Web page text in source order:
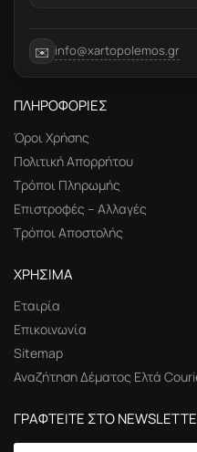
✉️ info@xartopolemos.gr
ΠΛΗΡΟΦΟΡΙΕΣ
Όροι Χρήσης
Πολιτική Απορρήτου
Τρόποι Πληρωμής
Επιστροφές – Αλλαγές
Τρόποι Αποστολής
ΧΡΗΣΙΜΑ
Εταιρία
Επικοινωνία
Sitemap
Αναζήτηση Δέματος Ελτά
ΓΡΑΦΤΕΙΤΕ ΣΤΟ